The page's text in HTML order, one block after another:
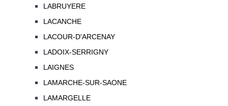
LABRUYERE
LACANCHE
LACOUR-D'ARCENAY
LADOIX-SERRIGNY
LAIGNES
LAMARCHE-SUR-SAONE
LAMARGELLE